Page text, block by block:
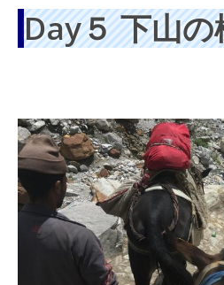
Day５ 下山の